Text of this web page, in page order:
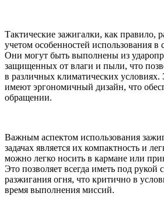
Тактические зажигалки, как правило,
учетом особенностей использования
Они могут быть выполнены из
защищенных от влаги и пыли, что
в различных климатических условиях.
имеют эргономичный дизайн, что
обращении.
Важным аспектом использования
задачах является их компактность и
можно легко носить в кармане или
Это позволяет всегда иметь под рукой
разжигания огня, что критично в
время выполнения миссий.